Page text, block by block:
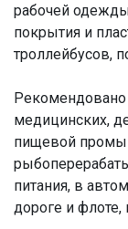
рабочей
покрытия и
троллейбусов,
Рекомендовано
медицинских,
пищевой
питания, в
дороге и